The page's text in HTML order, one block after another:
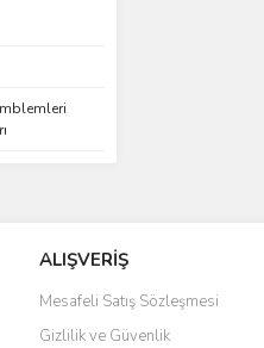
ALIŞVERİŞ
Mesafeli Satış Sözleşmesi
Gizlilik ve Güvenlik